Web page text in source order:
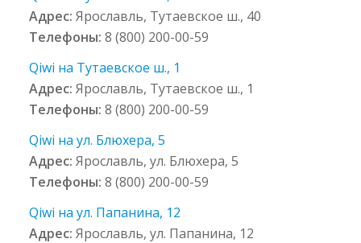
Адрес:Ярославль, Тутаевское ш., 40
Телефоны:8 (800) 200-00-59
Qiwi на Тутаевское ш., 1
Адрес:Ярославль, Тутаевское ш., 1
Телефоны:8 (800) 200-00-59
Qiwi на ул. Блюхера, 5
Адрес:Ярославль, ул. Блюхера, 5
Телефоны:8 (800) 200-00-59
Qiwi на ул. Папанина, 12
Адрес:Ярославль, ул. Папанина, 12